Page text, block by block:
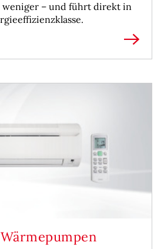
weniger – und führt direkt in